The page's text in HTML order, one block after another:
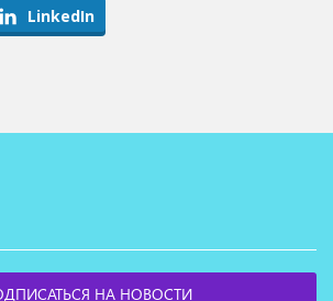
LinkedIn